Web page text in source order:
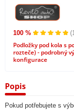
100 %
Podložky pod kola s
rozteče) - podrobný
konfigurace
Popis
Pokud potřebujete s